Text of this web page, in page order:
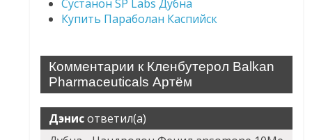
Сустанон SP Labs Дубна
Купить Параболан Каспийск
Комментарии к Кленбутерол Balkan
Pharmaceuticals Артём
Дэнисответил(а)